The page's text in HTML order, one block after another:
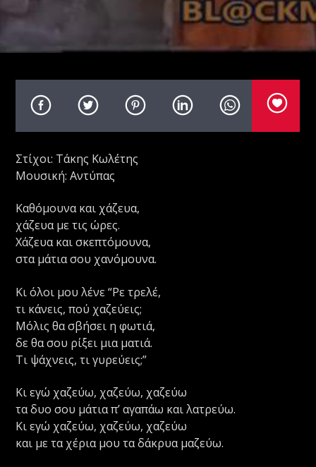
Στίχοι: Τάκης Κωλέτης
Μουσική: Αντύπας
Καθόμουνα και χάζευα,
χάζευα με τις ώρες.
Χάζευα και σκεπτόμουνα,
στα μάτια σου χανόμουνα.
Κι όλοι μου λένε “Ρε τρελέ,
τι κάνεις, πού χαζεύεις;
Μόλις θα σβήσει η φωτιά,
δε θα σου ρίξει μια ματιά.
Τι ψάχνεις, τι γυρεύεις;”
Κι εγώ χαζεύω, χαζεύω, χαζεύω
τα δυο σου μάτια π’ αγαπάω και λατρεύω.
Κι εγώ χαζεύω, χαζεύω, χαζεύω
και με τα χέρια μου τα δάκρυα μαζεύω.